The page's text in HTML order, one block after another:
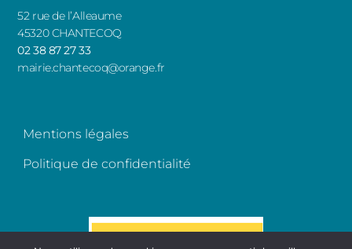
52 rue de l’Alleaume
45320 CHANTECOQ
02 38 87 27 33
mairie.chantecoq@orange.fr
Mentions légales
Politique de confidentialité